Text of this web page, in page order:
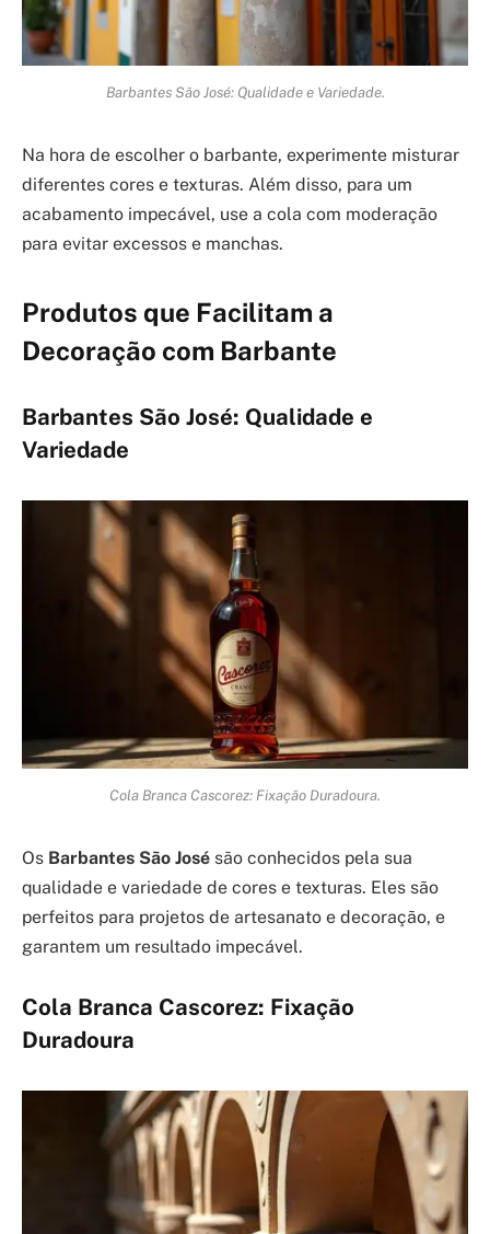
Barbantes São José: Qualidade e Variedade.
Na hora de escolher o barbante, experimente misturar
diferentes cores e texturas. Além disso, para um
acabamento impecável, use a cola com moderação
para evitar excessos e manchas.
Produtos que Facilitam a
Decoração com Barbante
Barbantes São José: Qualidade e
Variedade
Cola Branca Cascorez: Fixação Duradoura.
Os Barbantes São José são conhecidos pela sua
qualidade e variedade de cores e texturas. Eles são
perfeitos para projetos de artesanato e decoração, e
garantem um resultado impecável.
Cola Branca Cascorez: Fixação
Duradoura